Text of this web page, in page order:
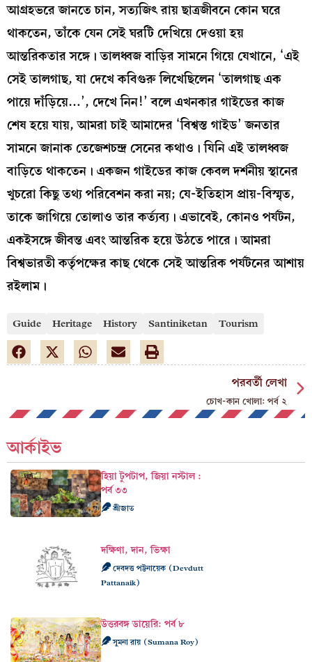
আগ্রহভরে জানতে চান, সত্যজিৎ রায় ছাত্রজীবনে কোন ঘরে
থাকতেন, তাঁকে যেন সেই ঘরটি দেখিয়ে দেওয়া হয়
আন্তরিকতার সঙ্গে। তালধ্বজ বাড়ির সামনে গিয়ে যেখানে, ‘এই
সেই তালগাছ, যা দেখে কবিগুরু লিখেছিলেন ‘তালগাছ এক
পায়ে দাঁড়িয়ে…’, দেখে নিন!’ বলে এখনকার গাইডের কাজ
শেষ হয়ে যায়, আমরা চাই আমাদের ‘বিশ্বস্ত গাইড’ জনতার
সামনে জানাক তেজেশচন্দ্র সেনের কথাও। যিনি এই তালধ্বজ
বাড়িতে থাকতেন। একজন গাইডের কাজ কেবল দর্শনীয় স্থানের
খুচরো কিছু তথ্য পরিবেশন করা নয়; যে-ইতিহাস প্রায়-বিস্মৃত,
তাকে জাগিয়ে তোলাও তার কর্ত্যব্য। এভাবেই, কোনও পর্যটন,
একইসঙ্গে জীবন্ত এবং আন্তরিক হয়ে উঠতে পারে। আমরা
বিশ্বভারতী কর্তৃপক্ষের কাছ থেকে সেই আন্তরিক পর্যটনের আশায়
রইলাম।
Guide Heritage History Santiniketan Tourism
পরবর্তী লেখা
চোখ-কান খোলা: পর্ব ২
আর্কাইভ
হিয়া টুপটাপ, জিয়া নস্টাল :
পর্ব ৩৩
শ্রীজাত
দক্ষিণা, দান, ভিক্ষা
দেবদত্ত পট্টনায়েক (Devdutt
Pattanaik)
উত্তরবঙ্গ ডায়েরি: পর্ব ৮
সুমনা রায় (Sumana Roy)